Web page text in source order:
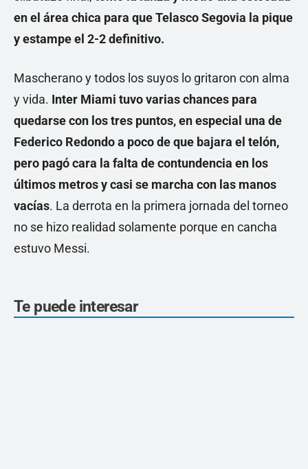
en el área chica para que Telasco Segovia la pique
y estampe el 2-2 definitivo.
Mascherano y todos los suyos lo gritaron con alma
y vida. Inter Miami tuvo varias chances para
quedarse con los tres puntos, en especial una de
Federico Redondo a poco de que bajara el telón,
pero pagó cara la falta de contundencia en los
últimos metros y casi se marcha con las manos
vacías. La derrota en la primera jornada del torneo
no se hizo realidad solamente porque en cancha
estuvo Messi.
Te puede interesar